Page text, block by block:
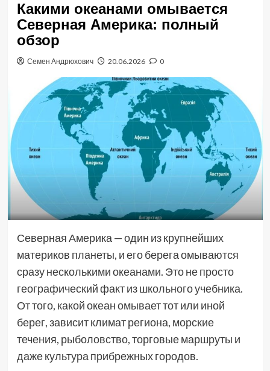
Какими океанами омывается
Северная Америка: полный
обзор
Семен Андрюхович 20.06.2026 0
Северная Америка — один из крупнейших
материков планеты, и его берега омываются
сразу несколькими океанами. Это не просто
географический факт из школьного учебника.
От того, какой океан омывает тот или иной
берег, зависит климат региона, морские
течения, рыболовство, торговые маршруты и
даже культура прибрежных городов.